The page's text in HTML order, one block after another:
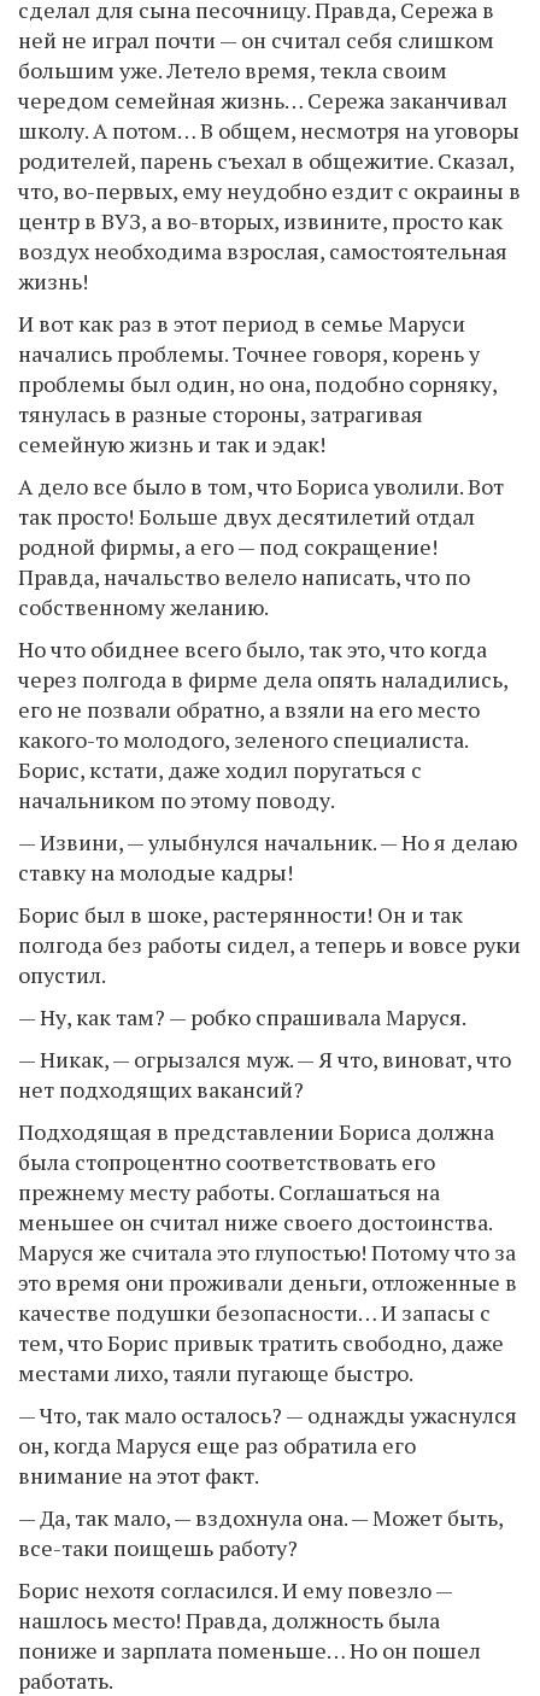
сделал для сына песочницу. Правда, Сережа в
ней не играл почти — он считал себя слишком
большим уже. Летело время, текла своим
чередом семейная жизнь… Сережа заканчивал
школу. А потом… В общем, несмотря на уговоры
родителей, парень съехал в общежитие. Сказал,
что, во-первых, ему неудобно ездит с окраины в
центр в ВУЗ, а во-вторых, извините, просто как
воздух необходима взрослая, самостоятельная
жизнь!
И вот как раз в этот период в семье Маруси
начались проблемы. Точнее говоря, корень у
проблемы был один, но она, подобно сорняку,
тянулась в разные стороны, затрагивая
семейную жизнь и так и эдак!
А дело все было в том, что Бориса уволили. Вот
так просто! Больше двух десятилетий отдал
родной фирмы, а его — под сокращение!
Правда, начальство велело написать, что по
собственному желанию.
Но что обиднее всего было, так это, что когда
через полгода в фирме дела опять наладились,
его не позвали обратно, а взяли на его место
какого-то молодого, зеленого специалиста.
Борис, кстати, даже ходил поругаться с
начальником по этому поводу.
— Извини, — улыбнулся начальник. — Но я делаю
ставку на молодые кадры!
Борис был в шоке, растерянности! Он и так
полгода без работы сидел, а теперь и вовсе руки
опустил.
— Ну, как там? — робко спрашивала Маруся.
— Никак, — огрызался муж. — Я что, виноват, что
нет подходящих вакансий?
Подходящая в представлении Бориса должна
была стопроцентно соответствовать его
прежнему месту работы. Соглашаться на
меньшее он считал ниже своего достоинства.
Маруся же считала это глупостью! Потому что за
это время они проживали деньги, отложенные в
качестве подушки безопасности… И запасы с
тем, что Борис привык тратить свободно, даже
местами лихо, таяли пугающе быстро.
— Что, так мало осталось? — однажды ужаснулся
он, когда Маруся еще раз обратила его
внимание на этот факт.
— Да, так мало, — вздохнула она. — Может быть,
все-таки поищешь работу?
Борис нехотя согласился. И ему повезло —
нашлось место! Правда, должность была
пониже и зарплата поменьше… Но он пошел
работать.